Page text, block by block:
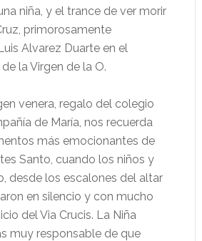
niña, y el trance de ver morir
primorosamente
Alvarez Duarte en el
la Virgen de la O.
venera, regalo del colegio
de María, nos recuerda
más emocionantes de
Santo, cuando los niños y
desde los escalones del altar
en silencio y con mucho
del Via Crucis. La Niña
muy responsable de que